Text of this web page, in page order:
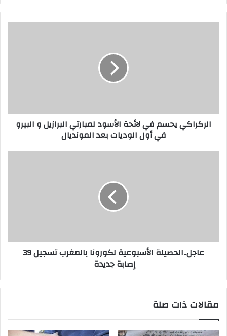
الركراكي يحسم في لائحة الأسود لمبارتي البرازيل و البيرو
في أول الوديات بعد المونديال
عاجل..الحصيلة الأسبوعية لكورونا بالمغرب تسجيل 39
إصابة جديدة
مقالات ذات صلة